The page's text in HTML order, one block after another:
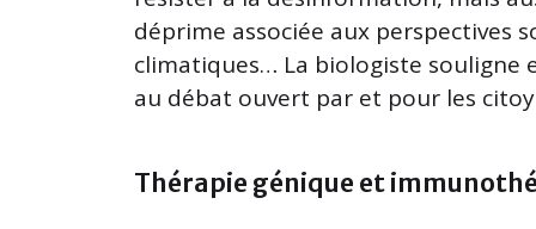
déprime associée aux perspectives
climatiques… La biologiste souligne
au débat ouvert par et pour les
Thérapie génique et